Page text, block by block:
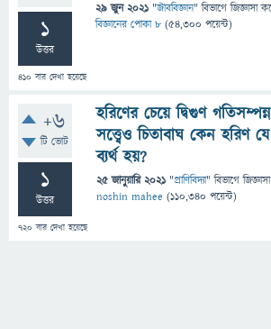
1
উত্তর
410 বার দেখা হয়েছে
29 জুন 2021 "জীববিজ্ঞান" বিভাগে জিজ্ঞাসা
বিজ্ঞানের পোকা ৮ (54,300 পয়েন্ট)
+6
টি ভোট
1
উত্তর
720 বার দেখা হয়েছে
হরিণের চেয়ে দ্বিগুণ
সত্ত্বেও চিতাবাঘ কেন হরিণ
ব্যর্থ হয়?
25 জানুয়ারি 2021 "প্রাণিবিদ্যা" বিভাগে
noshin mahee (110,340 পয়েন্ট)